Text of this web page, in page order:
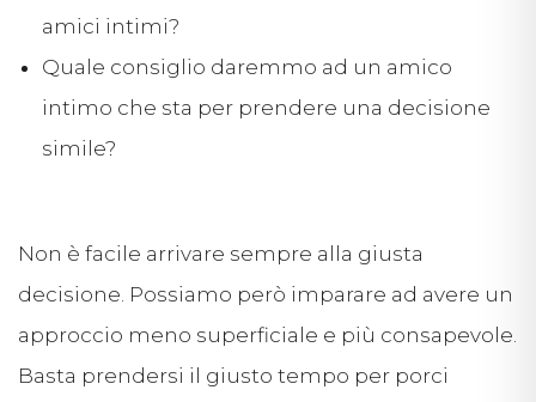
amici intimi?
Quale consiglio daremmo ad un amico
intimo che sta per prendere una decisione
simile?
Non è facile arrivare sempre alla giusta
decisione. Possiamo però imparare ad avere un
approccio meno superficiale e più consapevole.
Basta prendersi il giusto tempo per porci